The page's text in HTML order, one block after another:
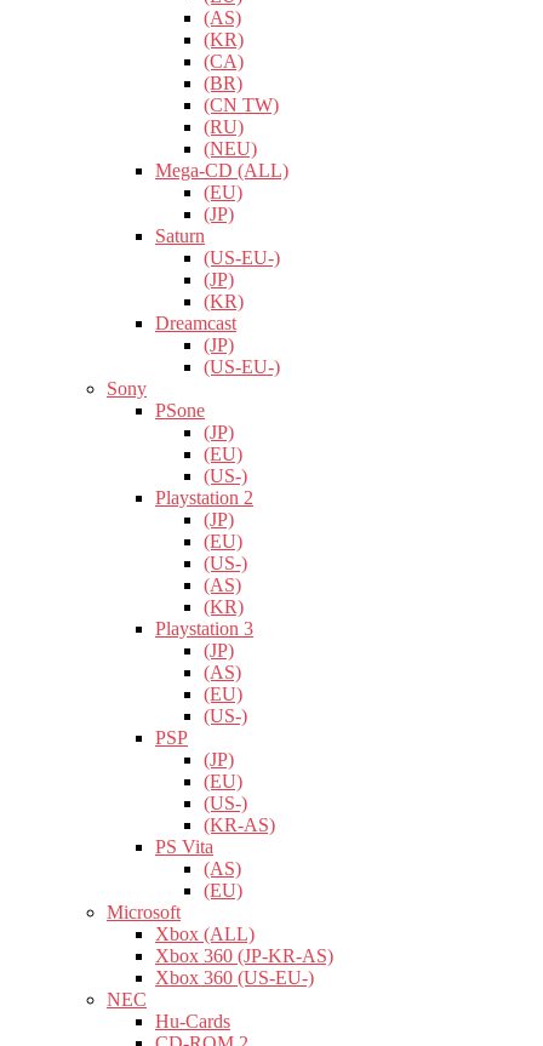
(AS)
(KR)
(CA)
(BR)
(CN TW)
(RU)
(NEU)
Mega-CD (ALL)
(EU)
(JP)
Saturn
(US-EU-)
(JP)
(KR)
Dreamcast
(JP)
(US-EU-)
Sony
PSone
(JP)
(EU)
(US-)
Playstation 2
(JP)
(EU)
(US-)
(AS)
(KR)
Playstation 3
(JP)
(AS)
(EU)
(US-)
PSP
(JP)
(EU)
(US-)
(KR-AS)
PS Vita
(AS)
(EU)
Microsoft
Xbox (ALL)
Xbox 360 (JP-KR-AS)
Xbox 360 (US-EU-)
NEC
Hu-Cards